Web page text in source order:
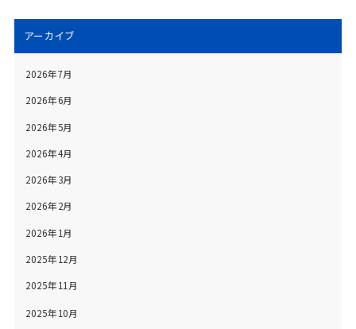
アーカイブ
2026年7月
2026年6月
2026年5月
2026年4月
2026年3月
2026年2月
2026年1月
2025年12月
2025年11月
2025年10月